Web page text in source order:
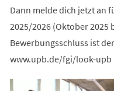
Dann melde dich jetzt an
2025/2026 (Oktober 2025
Bewerbungsschluss ist
www.upb.de/fgi/look-upb